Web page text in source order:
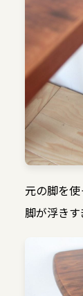
元の脚を
脚が浮き